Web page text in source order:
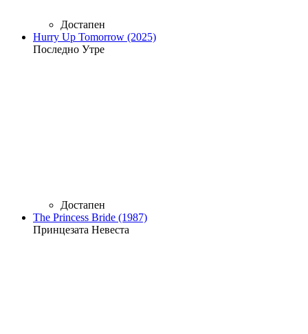
Достапен
Hurry Up Tomorrow (2025)
Последно Утре
Достапен
The Princess Bride (1987)
Принцезата Невеста